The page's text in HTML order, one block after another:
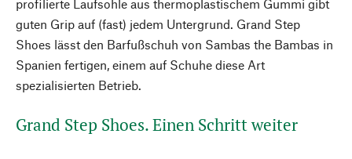
profilierte Laufsohle aus thermoplastischem Gummi gibt
guten Grip auf (fast) jedem Untergrund. Grand Step
Shoes lässt den Barfußschuh von Sambas the Bambas in
Spanien fertigen, einem auf Schuhe diese Art
spezialisierten Betrieb.
Grand Step Shoes. Einen Schritt weiter